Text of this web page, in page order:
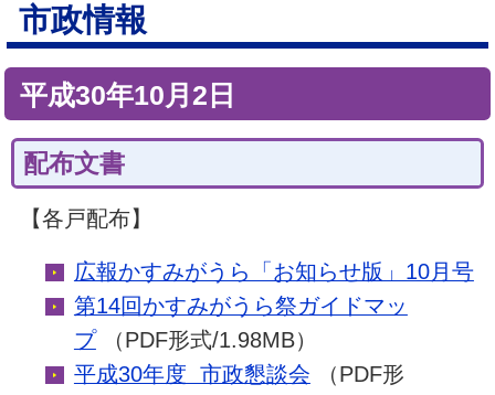
市政情報
平成30年10月2日
配布文書
【各戸配布】
広報かすみがうら「お知らせ版」10月号
第14回かすみがうら祭ガイドマッ
プ（PDF形式/1.98MB）
平成30年度 市政懇談会 （PDF形